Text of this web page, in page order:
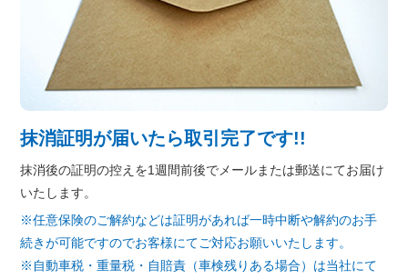
抹消証明が届いたら取引完了です!!
抹消後の証明の控えを1週間前後でメールまたは郵送にてお届け
いたします。
※任意保険のご解約などは証明があれば一時中断や解約のお手
続きが可能ですのでお客様にてご対応お願いいたします。
※自動車税・重量税・自賠責（車検残りある場合）は当社にて